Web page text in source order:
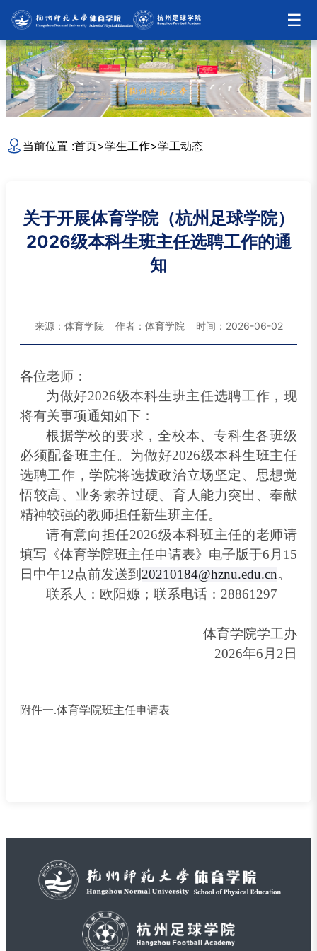
☰
当前位置 :首页>学生工作>学工动态
关于开展体育学院（杭州足球学院）
2026级本科生班主任选聘工作的通
知
来源：体育学院 作者：体育学院 时间：2026-06-02
各位老师：
为做好2026级本科生班主任选聘工作，现
将有关事项通知如下：
根据学校的要求，全校本、专科生各班级
必须配备班主任。 为做好2026级本科生班主任
选聘工作，学院将选拔政治立场坚定、思想觉
悟较高、业务素养过硬、育人能力突出、奉献
精神较强的教师担任新生班主任。
请有意向担任2026级本科班主任的老师请
填写《体育学院班主任申请表》电子版于6月15
日中午12点前发送到 20210184@hznu.edu.cn。
联系人：欧阳嫄 ；联系电话： 28861297
体育学院学工办
2026年6月2日
附件一.体育学院班主任申请表